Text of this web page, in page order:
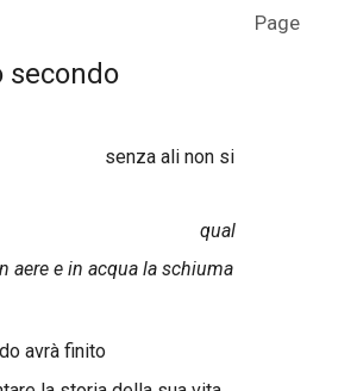
Page
secondo
ali non si
aere e in acqua la schiuma
avrà finito